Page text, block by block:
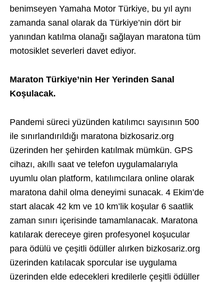
benimseyen Yamaha Motor Türkiye, bu yıl aynı
zamanda sanal olarak da Türkiye’nin dört bir
yanından katılma olanağı sağlayan maratona tüm
motosiklet severleri davet ediyor.
Maraton Türkiye’nin Her Yerinden Sanal
Koşulacak.
Pandemi süreci yüzünden katılımcı sayısının 500
ile sınırlandırıldığı maratona bizkosariz.org
üzerinden her şehirden katılmak mümkün. GPS
cihazı, akıllı saat ve telefon uygulamalarıyla
uyumlu olan platform, katılımcılara online olarak
maratona dahil olma deneyimi sunacak. 4 Ekim’de
start alacak 42 km ve 10 km’lik koşular 6 saatlik
zaman sınırı içerisinde tamamlanacak. Maratona
katılarak dereceye giren profesyonel koşucular
para ödülü ve çeşitli ödüller alırken bizkosariz.org
üzerinden katılacak sporcular ise uygulama
üzerinden elde edecekleri kredilerle çeşitli ödüller